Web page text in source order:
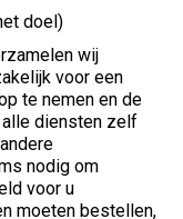
doel)
wij
voor een
te nemen en de
diensten zelf
nodig om
voor u
moeten bestellen,